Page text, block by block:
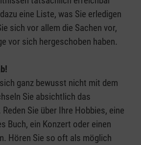
eine Liste, was Sie erledigen
sich vor allem die Sachen vor,
vor sich hergeschoben haben.
ganz bewusst nicht mit dem
Sie absichtlich das
Sie über Ihre Hobbies, eine
Buch, ein Konzert oder einen
Hören Sie so oft als möglich